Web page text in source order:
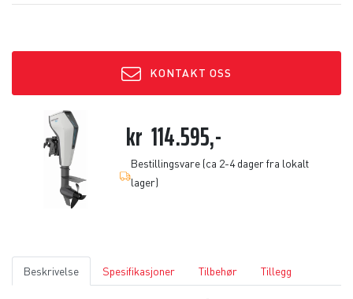
KONTAKT OSS
kr 114.595,-
Bestillingsvare (ca 2-4 dager fra lokalt
lager)
Beskrivelse Spesifikasjoner Tilbehør Tillegg